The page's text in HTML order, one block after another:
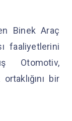
Binek Araç
faaliyetlerini
Otomotiv,
bir